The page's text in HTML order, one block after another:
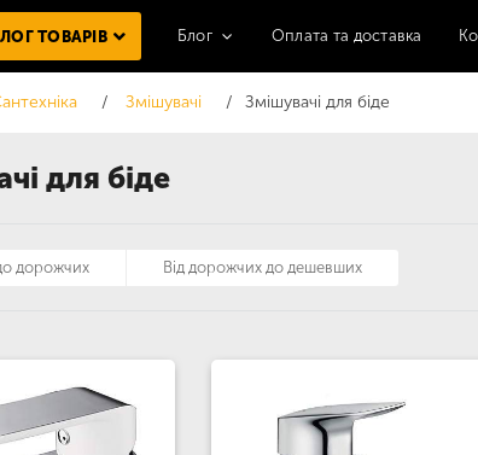
для біде
ТОВАРІВ Блог Оплата та доставка
Змішувачі Змішувачі для біде
дорожчих Від дорожчих до дешевших